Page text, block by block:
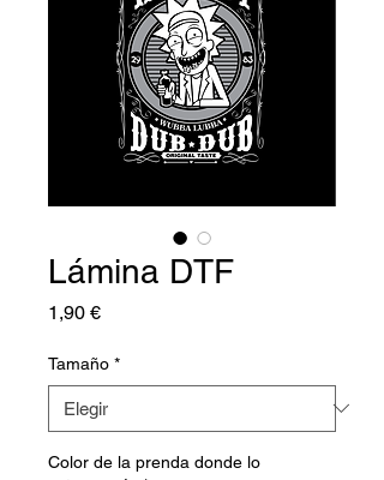
Lámina DTF
1,90 €Precio
Tamaño *
Color de la prenda donde lo